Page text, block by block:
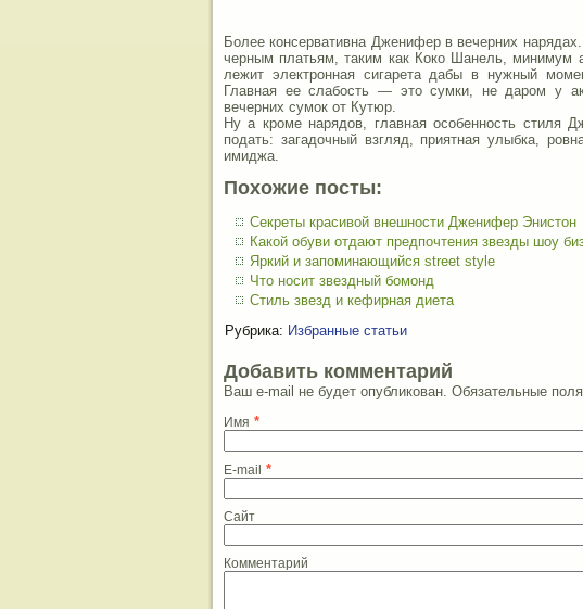
Более консервативна Дженифер в вечерних
черным платьям, таким как Коко Шанель, минимум
лежит электронная сигарета дабы в нужный
Главная ее слабость — это сумки, не даром у
вечерних сумок от Кутюр.
Ну а кроме нарядов, главная особенность стиля
подать: загадочный взгляд, приятная улыбка,
имиджа.
Похожие посты:
Секреты красивой внешности Дженифер Энистон
Какой обуви отдают предпочтения звезды шоу
Яркий и запоминающийся street style
Что носит звездный бомонд
Стиль звезд и кефирная диета
Рубрика: Избранные статьи
Добавить комментарий
Ваш e-mail не будет опубликован. Обязательные
Имя *
E-mail *
Сайт
Комментарий